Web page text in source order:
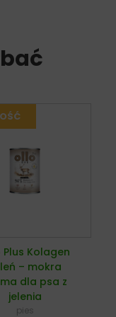
Plus Kolagen
– mokra
dla psa z
jelenia
pies